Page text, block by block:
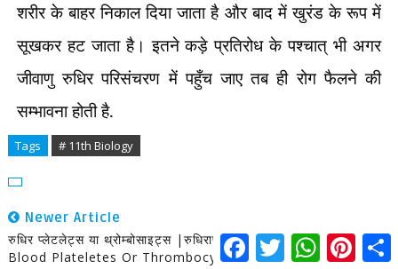
शरीर के बाहर निकाल दिया जाता है और बाद में खुरंड के रूप में
सूखकर हट जाता है। इतने कड़े प्रतिरोध के पश्चात् भी अगर
जीवाणु रुधिर परिसंचरण में पहुँच जाए तब ही रोग फैलने की
सम्भावना होती है.
Tags # 11th Biology
Newer Article
रुधिर प्लेटलेट्स या थ्रोम्बोसाइट्स |रुधिराणुओं का जीवनकाल एवं उत्पति |
Blood Plateletes Or Thrombocytes
T
W
P